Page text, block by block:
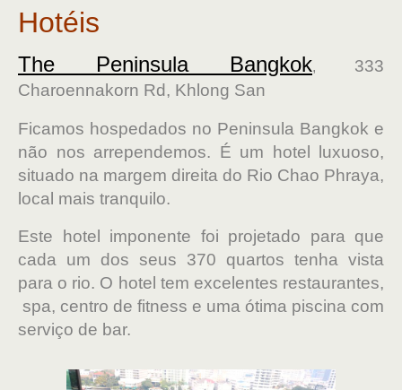
Hotéis
The Peninsula Bangkok, 333
Charoennakorn Rd, Khlong San
Ficamos hospedados no Peninsula Bangkok e
não nos arrependemos. É um hotel luxuoso,
situado na margem direita do Rio Chao Phraya,
local mais tranquilo.
Este hotel imponente foi projetado para que
cada um dos seus 370 quartos tenha vista
para o rio. O hotel tem excelentes restaurantes,
spa, centro de fitness e uma ótima piscina com
serviço de bar.